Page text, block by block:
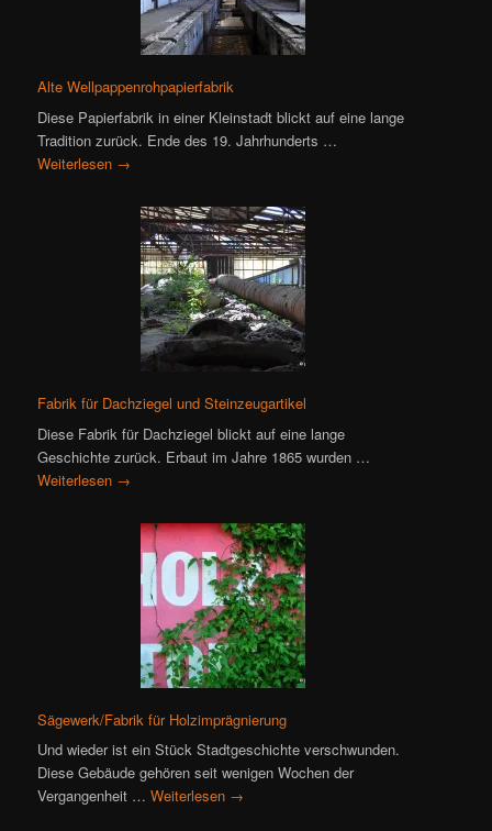
Alte Wellpappenrohpapierfabrik
Diese Papierfabrik in einer Kleinstadt blickt auf eine lange
Tradition zurück. Ende des 19. Jahrhunderts …
Weiterlesen →
Fabrik für Dachziegel und Steinzeugartikel
Diese Fabrik für Dachziegel blickt auf eine lange
Geschichte zurück. Erbaut im Jahre 1865 wurden …
Weiterlesen →
Sägewerk/Fabrik für Holzimprägnierung
Und wieder ist ein Stück Stadtgeschichte verschwunden.
Diese Gebäude gehören seit wenigen Wochen der
Vergangenheit …Weiterlesen →